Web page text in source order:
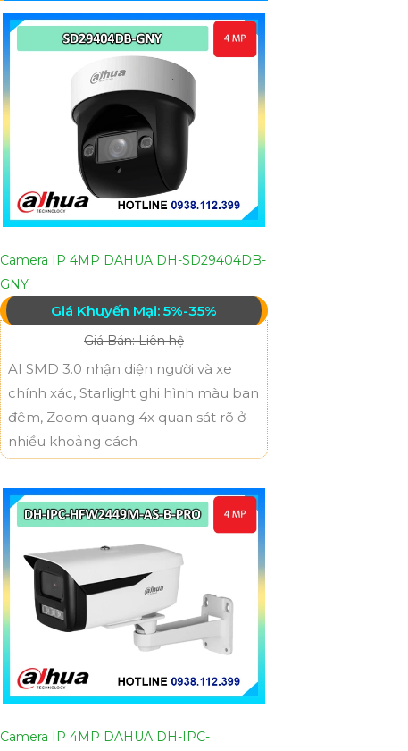
Camera IP 4MP DAHUA DH-SD29404DB-
GNY
Giá Khuyến Mại: 5%-35%
Giá Bán: Liên hệ
AI SMD 3.0 nhận diện người và xe
chính xác, Starlight ghi hình màu ban
đêm, Zoom quang 4x quan sát rõ ở
nhiều khoảng cách
Camera IP 4MP DAHUA DH-IPC-